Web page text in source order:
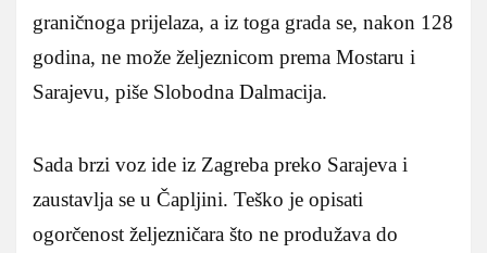
graničnoga prijelaza, a iz toga grada se, nakon 128
godina, ne može željeznicom prema Mostaru i
Sarajevu, piše Slobodna Dalmacija.
Sada brzi voz ide iz Zagreba preko Sarajeva i
zaustavlja se u Čapljini. Teško je opisati
ogorčenost željezničara što ne produžava do